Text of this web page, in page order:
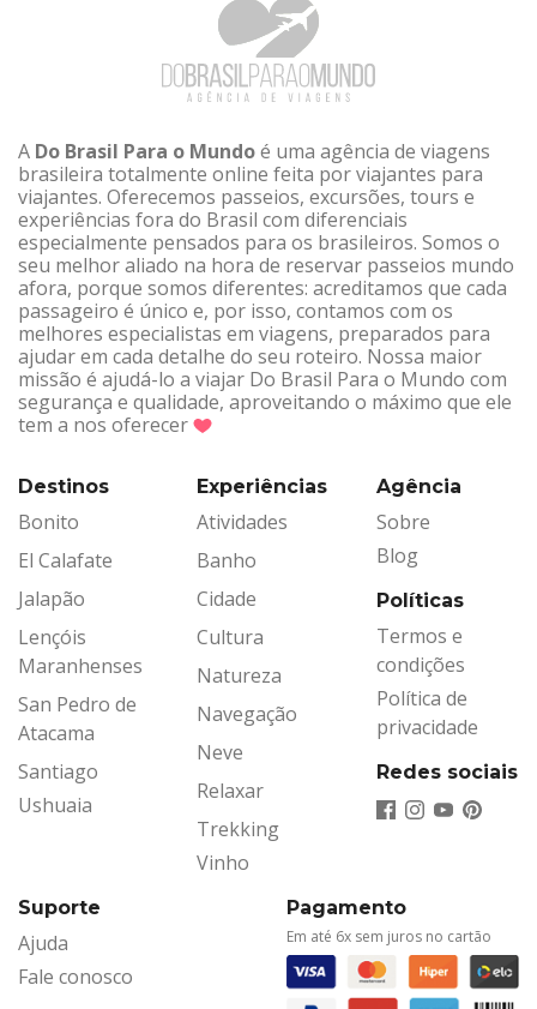
A Do Brasil Para o Mundoé uma agência de viagens
brasileira totalmente online feita por viajantes para
viajantes. Oferecemos passeios, excursões, tours e
experiências fora do Brasil com diferenciais
especialmente pensados para os brasileiros. Somos o
seu melhor aliado na hora de reservar passeios mundo
afora, porque somos diferentes: acreditamos que cada
passageiro é único e, por isso, contamos com os
melhores especialistas em viagens, preparados para
ajudar em cada detalhe do seu roteiro. Nossa maior
missão é ajudá-lo a viajar Do Brasil Para o Mundo com
segurança e qualidade, aproveitando o máximo que ele
tem a nos oferecer
Destinos
Bonito
El Calafate
Jalapão
Lençóis
Maranhenses
San Pedro de
Atacama
Santiago
Ushuaia
Experiências
Atividades
Banho
Cidade
Cultura
Natureza
Navegação
Neve
Relaxar
Trekking
Vinho
Agência
Sobre
Blog
Políticas
Termos e
condições
Política de
privacidade
Redes sociais
Suporte
Ajuda
Fale conosco
Pagamento
Em até 6x sem juros no cartão